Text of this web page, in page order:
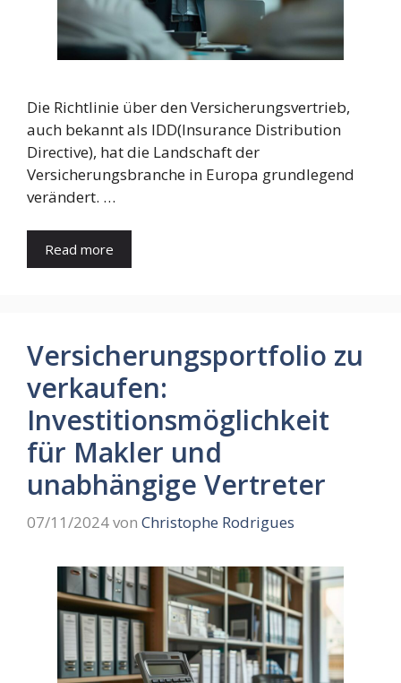
Die Richtlinie über den Versicherungsvertrieb,
auch bekannt als IDD(Insurance Distribution
Directive), hat die Landschaft der
Versicherungsbranche in Europa grundlegend
verändert. …
Read more
Versicherungsportfolio zu
verkaufen:
Investitionsmöglichkeit
für Makler und
unabhängige Vertreter
07/11/2024von Christophe Rodrigues